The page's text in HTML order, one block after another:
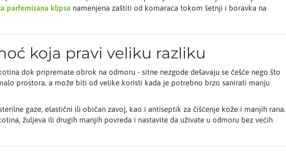
parfemisana klipsa namenjena zaštiti od komaraca tokom šetnji i boravka na
koja pravi veliku razliku
dok pripremate obrok na odmoru - sitne nezgode dešavaju se češće nego što
prostora, a može biti od velike koristi kada je potrebno brzo sanirati manju
gaze, elastični ili običan zavoj, kao i antiseptik za čišćenje kože i manjih rana.
žuljeva ili drugih manjih povreda i nastavite da uživate u odmoru bez većih